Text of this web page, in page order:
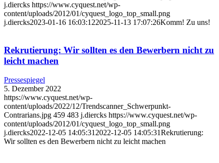
j.diercks https://www.cyquest.net/wp-
content/uploads/2012/01/cyquest_logo_top_small.png
j.diercks2023-01-16 16:03:122025-11-13 17:07:26Komm! Zu uns!
Rekrutierung: Wir sollten es den Bewerbern nicht zu
leicht machen
Pressespiegel
5. Dezember 2022
https://www.cyquest.net/wp-
content/uploads/2022/12/Trendscanner_Schwerpunkt-
Contrarians.jpg 459 483 j.diercks https://www.cyquest.net/wp-
content/uploads/2012/01/cyquest_logo_top_small.png
j.diercks2022-12-05 14:05:31 2022-12-05 14:05:31Rekrutierung:
Wir sollten es den Bewerbern nicht zu leicht machen